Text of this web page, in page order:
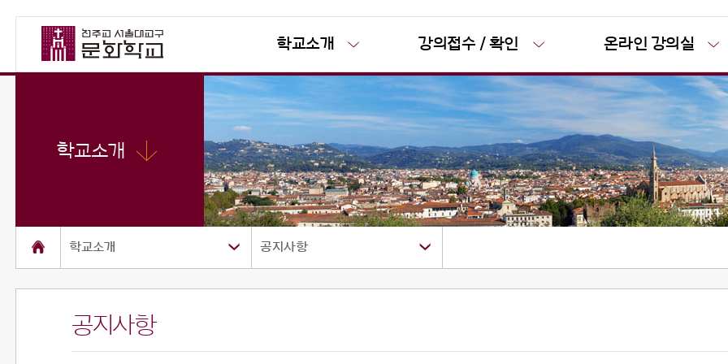
학교소개 강의접수 / 확인 온라인 강의실
학교소개
학교소개 공지사항
공지사항